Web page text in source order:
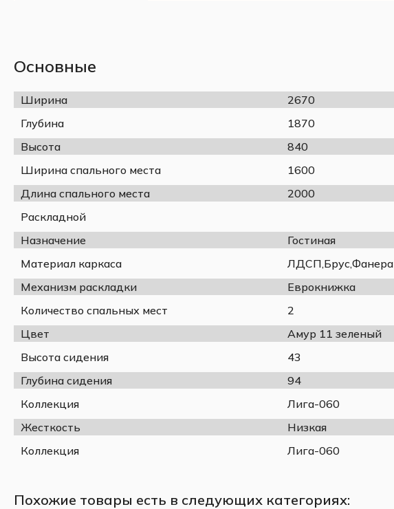
Основные
Ширина
2670
Глубина
1870
Высота
840
Ширина спального места
1600
Длина спального места
2000
Раскладной
Назначение
Гостиная
Материал каркаса
ЛДСП,Брус,Фанера
Механизм раскладки
Еврокнижка
Количество спальных мест
2
Цвет
Амур 11 зеленый
Высота сидения
43
Глубина сидения
94
Коллекция
Лига-060
Жесткость
Низкая
Коллекция
Лига-060
Похожие товары есть в следующих категориях: